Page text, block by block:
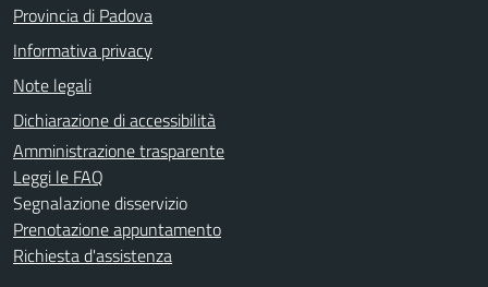
Provincia di Padova
Informativa privacy
Note legali
Dichiarazione di accessibilità
Amministrazione trasparente
Leggi le FAQ
Segnalazione disservizio
Prenotazione appuntamento
Richiesta d'assistenza